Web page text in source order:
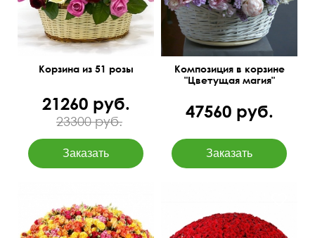
Корзина из 51 розы
21260 руб.
23300 руб.
Композиция в корзине
"Цветущая магия"
47560 руб.